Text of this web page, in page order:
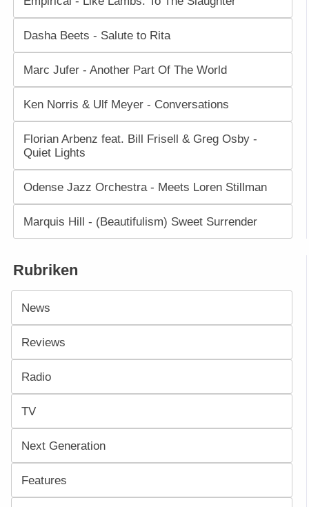
Dasha Beets - Salute to Rita
Marc Jufer - Another Part Of The World
Ken Norris & Ulf Meyer - Conversations
Florian Arbenz feat. Bill Frisell & Greg Osby -
Quiet Lights
Odense Jazz Orchestra - Meets Loren Stillman
Marquis Hill - (Beautifulism) Sweet Surrender
Rubriken
News
Reviews
Radio
TV
Next Generation
Features